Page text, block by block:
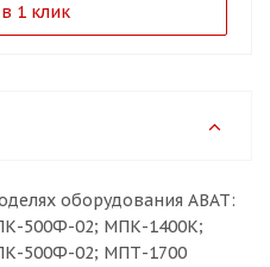
1 клик
оборудования ABAT:
500Ф-02; МПК-1400К;
500Ф-02; МПТ-1700